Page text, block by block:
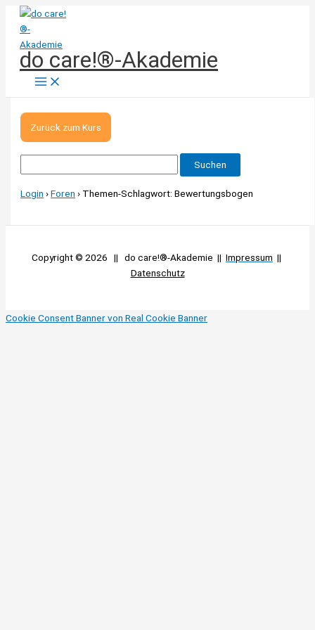
Zum
Inhalt
springen
do care!®-Akademie
Zurück zum Kurs
nach:
Login ›Foren › Themen-Schlagwort: Bewertungsbogen
Copyright © 2026 || do care!®-Akademie || Impressum ||
Datenschutz
Cookie Consent Banner von Real Cookie Banner